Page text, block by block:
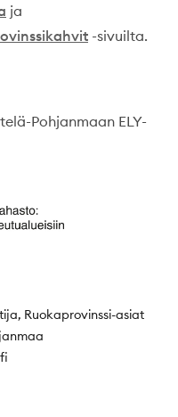
ja
-sivuilta.
Pohjanmaan ELY-
Ruokaprovinssi-asiat